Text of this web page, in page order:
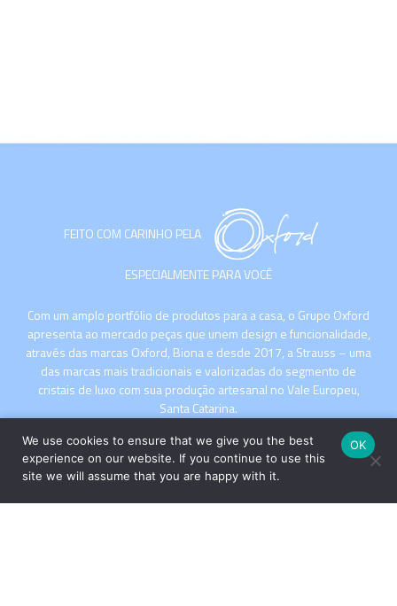
FEITO COM CARINHO PELA
ESPECIALMENTE PARA VOCÊ
Com um amplo portfólio de produtos para a casa, o Grupo Oxford
apresenta ao mercado peças que unem design e funcionalidade,
através das marcas Oxford, Biona e desde 2017, a Strauss – uma
das marcas mais tradicionais e valorizadas do segmento de
cristais de luxo com sua produção artesanal no Vale Europeu,
Santa Catarina.
We use cookies to ensure that we give you the best
experience on our website. If you continue to use this
site we will assume that you are happy with it.
OK